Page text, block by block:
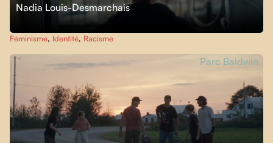
Nadia Louis-Desmarchais
Féminisme, Identité, Racisme
Parc Baldwin